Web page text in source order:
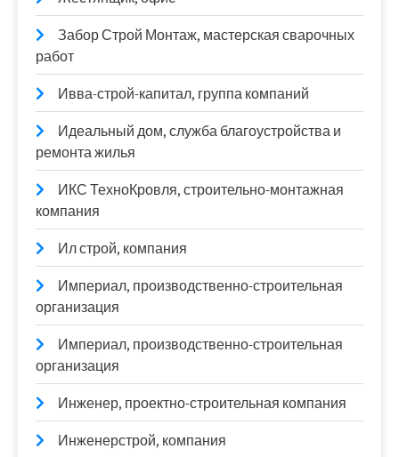
Забор Строй Монтаж, мастерская сварочных
работ
Ивва-строй-капитал, группа компаний
Идеальный дом, служба благоустройства и
ремонта жилья
ИКС ТехноКровля, строительно-монтажная
компания
Ил строй, компания
Империал, производственно-строительная
организация
Империал, производственно-строительная
организация
Инженер, проектно-строительная компания
Инженерстрой, компания